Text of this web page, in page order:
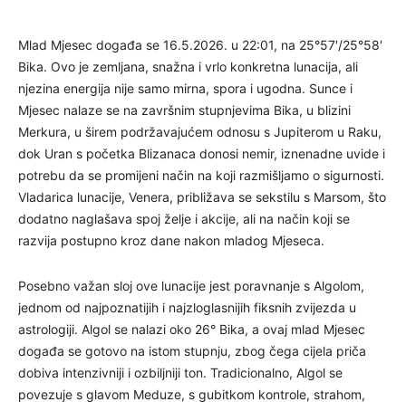
Mlad Mjesec događa se 16.5.2026. u 22:01, na 25°57′/25°58′
Bika. Ovo je zemljana, snažna i vrlo konkretna lunacija, ali
njezina energija nije samo mirna, spora i ugodna. Sunce i
Mjesec nalaze se na završnim stupnjevima Bika, u blizini
Merkura, u širem podržavajućem odnosu s Jupiterom u Raku,
dok Uran s početka Blizanaca donosi nemir, iznenadne uvide i
potrebu da se promijeni način na koji razmišljamo o sigurnosti.
Vladarica lunacije, Venera, približava se sekstilu s Marsom, što
dodatno naglašava spoj želje i akcije, ali na način koji se
razvija postupno kroz dane nakon mladog Mjeseca.
Posebno važan sloj ove lunacije jest poravnanje s Algolom,
jednom od najpoznatijih i najzloglasnijih fiksnih zvijezda u
astrologiji. Algol se nalazi oko 26° Bika, a ovaj mlad Mjesec
događa se gotovo na istom stupnju, zbog čega cijela priča
dobiva intenzivniji i ozbiljniji ton. Tradicionalno, Algol se
povezuje s glavom Meduze, s gubitkom kontrole, strahom,